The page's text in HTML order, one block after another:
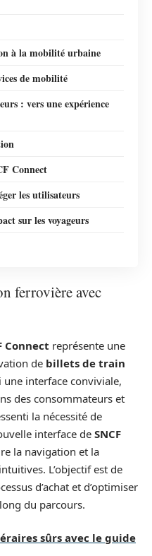
à la mobilité urbaine
de mobilité
: vers une expérience
Connect
les utilisateurs
sur les voyageurs
ferrovière avec
Connect représente une
de billets de train
une interface conviviale,
des consommateurs et
la nécessité de
interface de SNCF
la navigation et la
L’objectif est de
d’achat et d’optimiser
du parcours.
sûrs avec le guide